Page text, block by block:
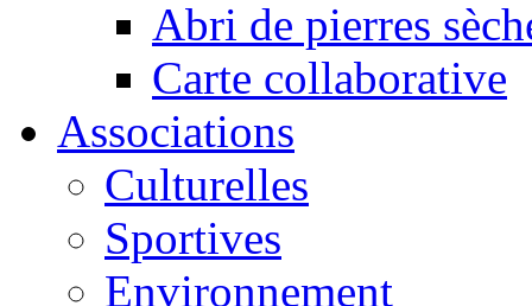
Abri de pierres
Carte collaborative
Associations
Culturelles
Sportives
Environnement